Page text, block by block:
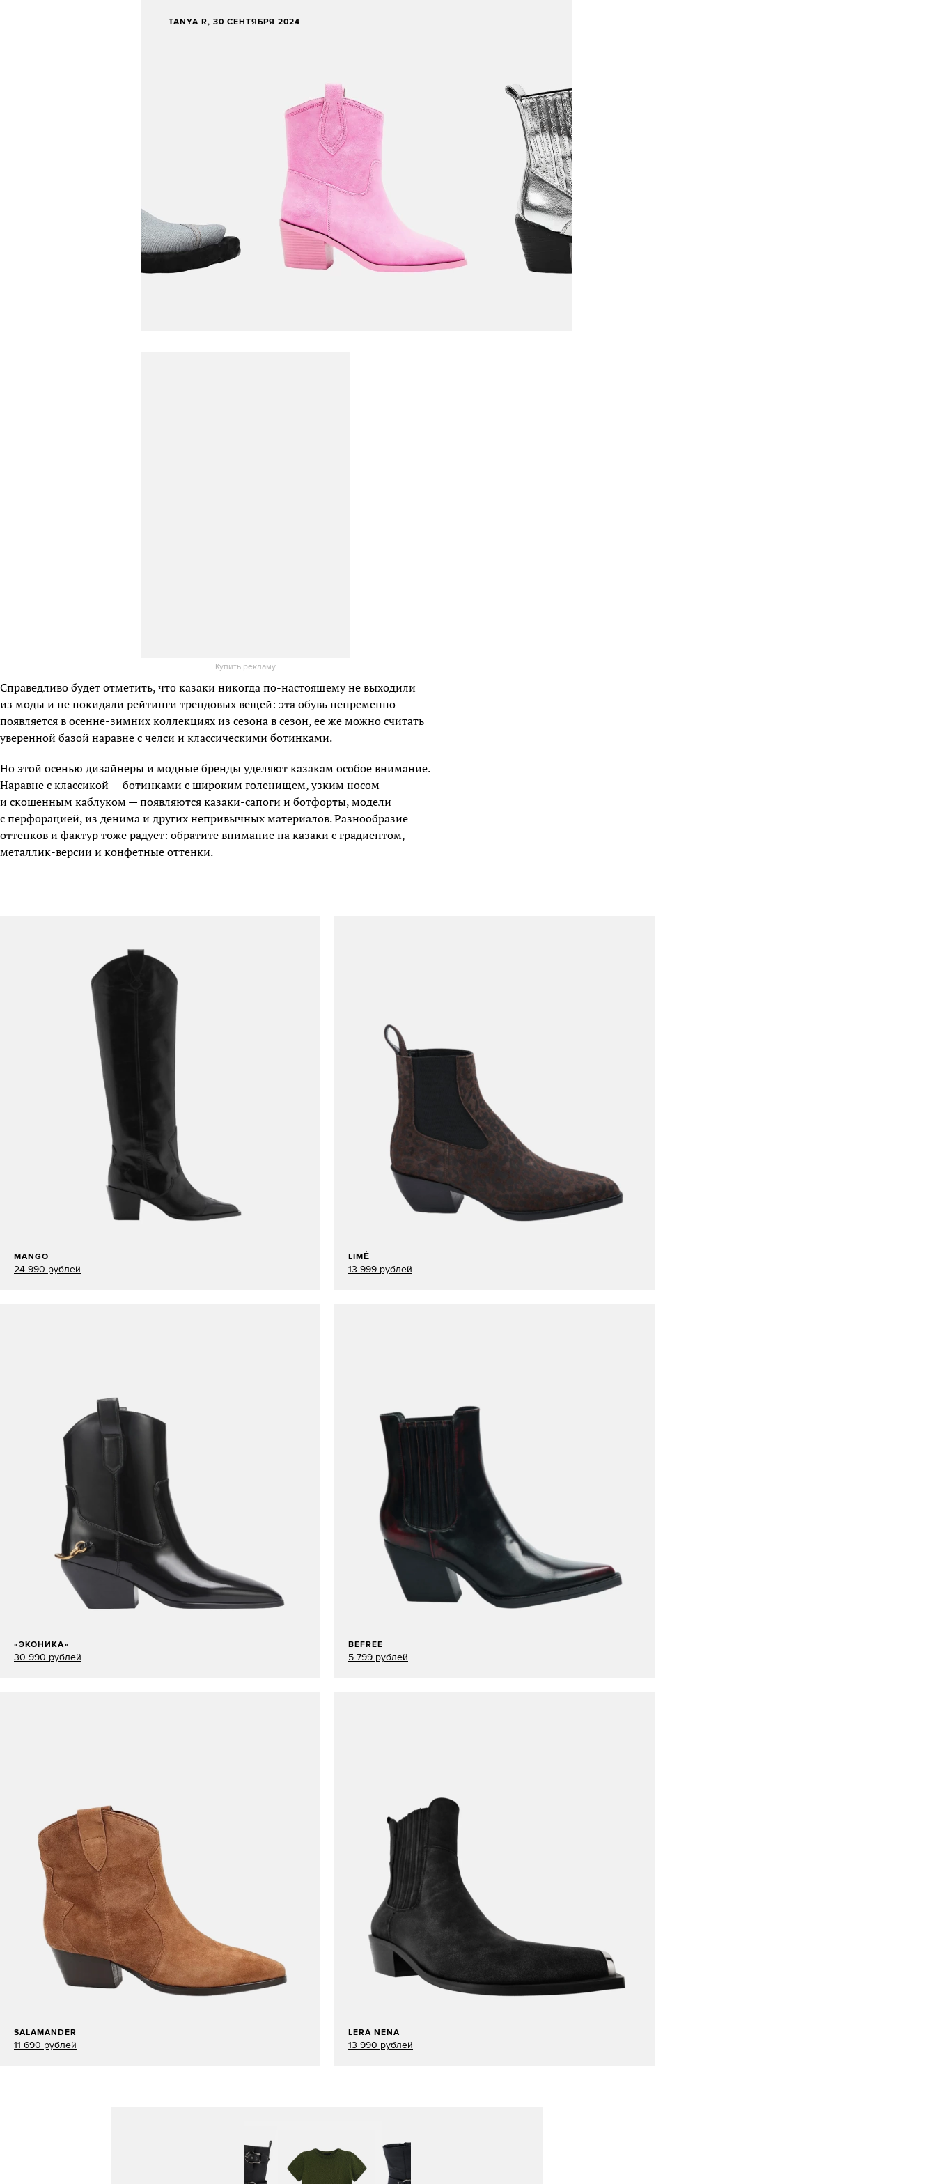
TANYA R, 30 СЕНТЯБРЯ 2024
Купить рекламу
Справедливо будет отметить, что казаки никогда по-настоящему не выходили
из моды и не покидали рейтинги трендовых вещей: эта обувь непременно
появляется в осенне-зимних коллекциях из сезона в сезон, ее же можно считать
уверенной базой наравне с челси и классическими ботинками.
Но этой осенью дизайнеры и модные бренды уделяют казакам особое внимание.
Наравне с классикой — ботинками с широким голенищем, узким носом
и скошенным каблуком — появляются казаки-сапоги и ботфорты, модели
с перфорацией, из денима и других непривычных материалов. Разнообразие
оттенков и фактур тоже радует: обратите внимание на казаки с градиентом,
металлик-версии и конфетные оттенки.
MANGO
24 990 рублей
LIMÉ
13 999 рублей
«ЭКОНИКА»
30 990 рублей
BEFREE
5 799 рублей
SALAMANDER
11 690 рублей
LERA NENA
13 990 рублей